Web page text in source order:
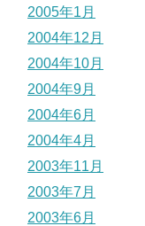
2005年1月
2004年12月
2004年10月
2004年9月
2004年6月
2004年4月
2003年11月
2003年7月
2003年6月